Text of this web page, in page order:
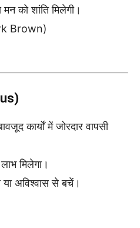
मन को शांति मिलेगी।
Brown)
कार्यों में जोरदार वापसी
मिलेगा।
अविश्वास से बचें।